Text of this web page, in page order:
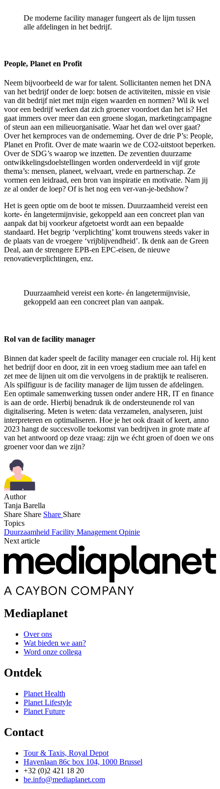
De moderne facility manager fungeert als de lijm tussen
alle afdelingen in het bedrijf.
People, Planet en Profit
Neem bijvoorbeeld de war for talent. Sollicitanten nemen het DNA
van het bedrijf onder de loep: botsen de activiteiten, missie en visie
van dit bedrijf niet met mijn eigen waarden en normen? Wil ik wel
voor een bedrijf werken dat zich groener voordoet dan het is? Het
gaat immers over meer dan een groene slogan, marketingcampagne
of steun aan een milieuorganisatie. Waar het dan wel over gaat?
Over het kernproces van de onderneming. Over de drie P’s: People,
Planet en Profit. Over de mate waarin we de CO2-uitstoot beperken.
Over de SDG’s waarop we inzetten. De zeventien duurzame
ontwikkelingsdoelstellingen worden onderverdeeld in vijf grote
thema’s: mensen, planeet, welvaart, vrede en partnerschap. Ze
vormen een leidraad, een bron van inspiratie en motivatie. Nam jij
ze al onder de loep? Of is het nog een ver-van-je-bedshow?
Het is geen optie om de boot te missen. Duurzaamheid vereist een
korte- én langetermijnvisie, gekoppeld aan een concreet plan van
aanpak dat bij voorkeur afgetoetst wordt aan een bepaalde
standaard. Het begrip ‘verplichting’ komt trouwens steeds vaker in
de plaats van de vroegere ‘vrijblijvendheid’. Ik denk aan de Green
Deal, aan de strengere EPB-en EPC-eisen, de nieuwe
renovatieverplichtingen, enz.
Duurzaamheid vereist een korte- én langetermijnvisie,
gekoppeld aan een concreet plan van aanpak.
Rol van de facility manager
Binnen dat kader speelt de facility manager een cruciale rol. Hij kent
het bedrijf door en door, zit in een vroeg stadium mee aan tafel en
zet mee de lijnen uit om die vervolgens in de praktijk te realiseren.
Als spilfiguur is de facility manager de lijm tussen de afdelingen.
Een optimale samenwerking tussen onder andere HR, IT en finance
is aan de orde. Hierbij benadruk ik de ondersteunende rol van
digitalisering. Meten is weten: data verzamelen, analyseren, juist
interpreteren en optimaliseren. Hoe je het ook draait of keert, anno
2023 hangt de succesvolle toekomst van bedrijven in grote mate af
van het antwoord op deze vraag: zijn we écht groen of doen we ons
groener voor dan we zijn?
Author
Tanja Barella
Share Share Share Share
Topics
Duurzaamheid Facility Management Opinie
Next article
Mediaplanet
Over ons
Wat bieden we aan?
Word onze collega
Ontdek
Planet Health
Planet Lifestyle
Planet Future
Contact
Tour & Taxis, Royal Depot
Havenlaan 86c box 104, 1000 Brussel
+32 (0)2 421 18 20
be.info@mediaplanet.com